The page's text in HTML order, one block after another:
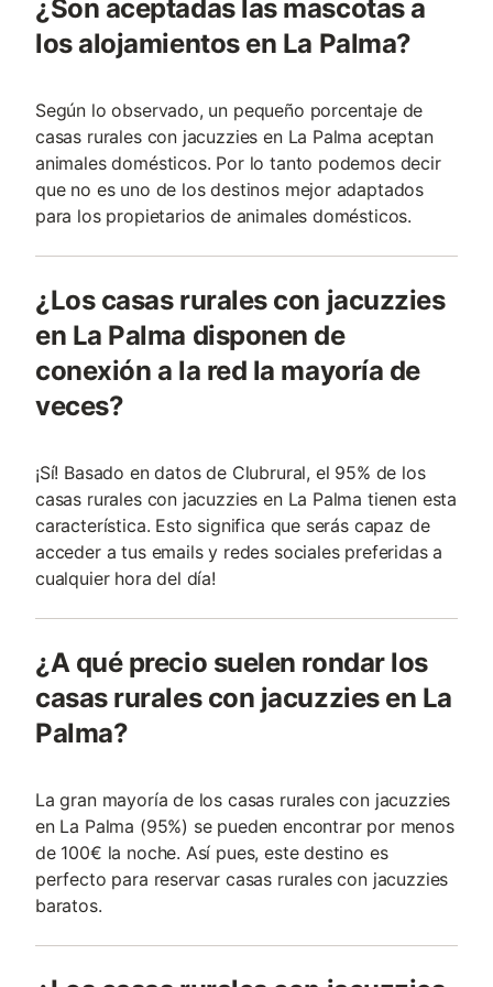
¿Son aceptadas las mascotas a
los alojamientos en La Palma?
Según lo observado, un pequeño porcentaje de
casas rurales con jacuzzies en La Palma aceptan
animales domésticos. Por lo tanto podemos decir
que no es uno de los destinos mejor adaptados
para los propietarios de animales domésticos.
¿Los casas rurales con jacuzzies
en La Palma disponen de
conexión a la red la mayoría de
veces?
¡Sí! Basado en datos de Clubrural, el 95% de los
casas rurales con jacuzzies en La Palma tienen esta
característica. Esto significa que serás capaz de
acceder a tus emails y redes sociales preferidas a
cualquier hora del día!
¿A qué precio suelen rondar los
casas rurales con jacuzzies en La
Palma?
La gran mayoría de los casas rurales con jacuzzies
en La Palma (95%) se pueden encontrar por menos
de 100€ la noche. Así pues, este destino es
perfecto para reservar casas rurales con jacuzzies
baratos.